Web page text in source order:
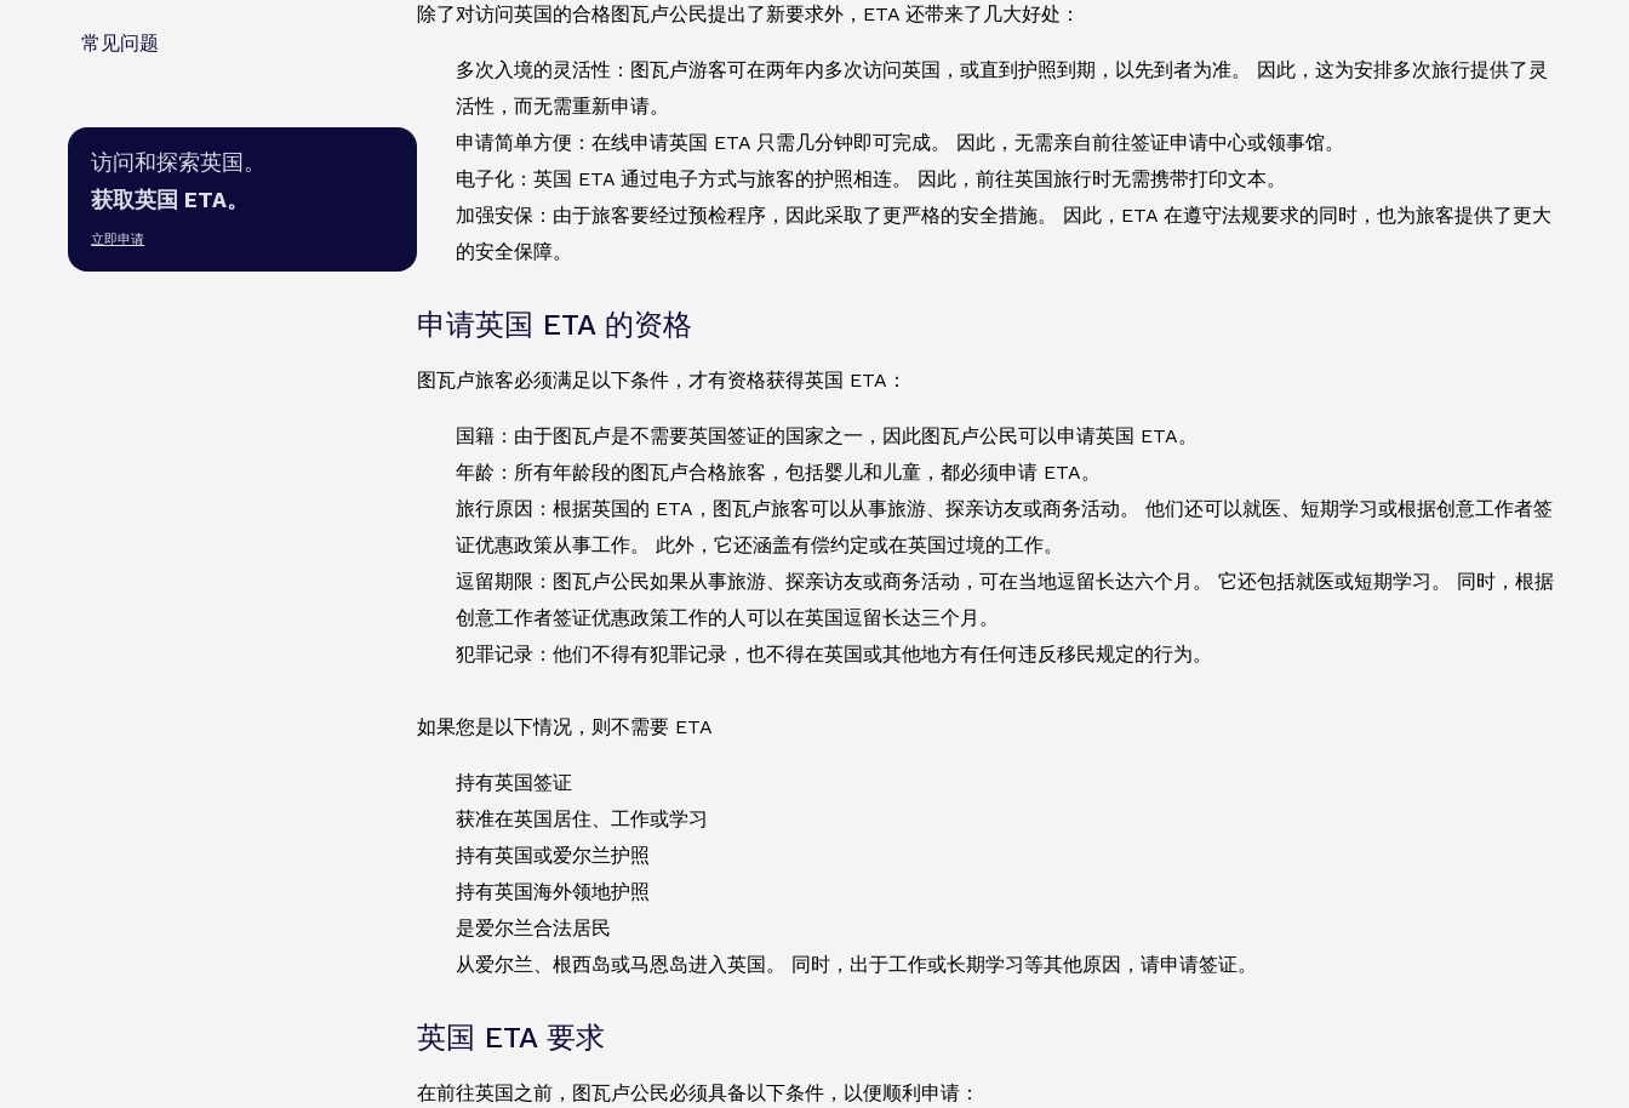
常见问题
访问和探索英国。
获取英国 ETA。
立即申请
除了对访问英国的合格图瓦卢公民提出了新要求外，ETA 还带来了几大好处：
多次入境的灵活性：图瓦卢游客可在两年内多次访问英国，或直到护照到期，以先到者为准。 因此，这为安排多次旅行提供了灵
活性，而无需重新申请。
申请简单方便：在线申请英国 ETA 只需几分钟即可完成。 因此，无需亲自前往签证申请中心或领事馆。
电子化：英国 ETA 通过电子方式与旅客的护照相连。 因此，前往英国旅行时无需携带打印文本。
加强安保：由于旅客要经过预检程序，因此采取了更严格的安全措施。 因此，ETA 在遵守法规要求的同时，也为旅客提供了更大
的安全保障。
申请英国 ETA 的资格
图瓦卢旅客必须满足以下条件，才有资格获得英国 ETA：
国籍：由于图瓦卢是不需要英国签证的国家之一，因此图瓦卢公民可以申请英国 ETA。
年龄：所有年龄段的图瓦卢合格旅客，包括婴儿和儿童，都必须申请 ETA。
旅行原因：根据英国的 ETA，图瓦卢旅客可以从事旅游、探亲访友或商务活动。 他们还可以就医、短期学习或根据创意工作者签
证优惠政策从事工作。 此外，它还涵盖有偿约定或在英国过境的工作。
逗留期限：图瓦卢公民如果从事旅游、探亲访友或商务活动，可在当地逗留长达六个月。 它还包括就医或短期学习。 同时，根据
创意工作者签证优惠政策工作的人可以在英国逗留长达三个月。
犯罪记录：他们不得有犯罪记录，也不得在英国或其他地方有任何违反移民规定的行为。
如果您是以下情况，则不需要 ETA
持有英国签证
获准在英国居住、工作或学习
持有英国或爱尔兰护照
持有英国海外领地护照
是爱尔兰合法居民
从爱尔兰、根西岛或马恩岛进入英国。 同时，出于工作或长期学习等其他原因，请申请签证。
英国 ETA 要求
在前往英国之前，图瓦卢公民必须具备以下条件，以便顺利申请：